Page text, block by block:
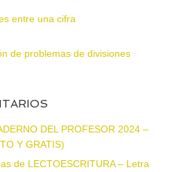
entre una cifra
de problemas de divisiones
DEL PROFESOR 2024 –
Y GRATIS)
de LECTOESCRITURA – Letra